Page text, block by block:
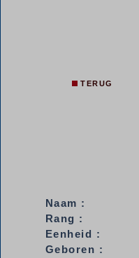
TERUG
Naam :
Rang :
Eenheid :
Geboren :